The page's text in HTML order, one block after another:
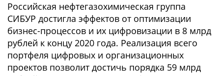
Российская нефтегазохимическая группа
СИБУР достигла эффектов от оптимизации
бизнес-процессов и их цифровизации в 8 млрд
рублей к концу 2020 года. Реализация всего
портфеля цифровых и организационных
проектов позволит достичь порядка 59 млрд